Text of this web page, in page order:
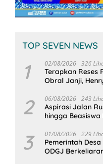
TOP SEVEN NEWS
1 02/08/2026 326
Terapkan Reses
Obral Janji,
Desa
2 06/08/2026 243
Aspirasi Jalan
hingga Beasiswa
3 01/08/2026 229
Pemerintah
ODGJ